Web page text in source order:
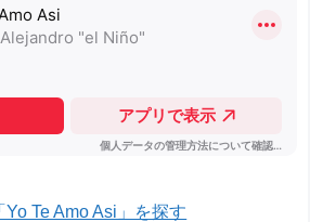
Te Amo Asi」を探す